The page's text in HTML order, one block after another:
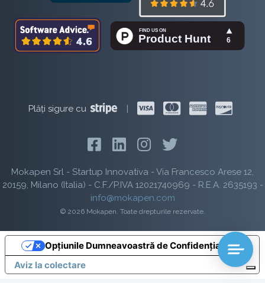
Plăți sigure cu
Mokapen Srl - Startup Innovativa - Via Francesco Arese 12,
20159, Milano (Italia) - C.F./P.IVA 12021740969 - R.E.A. 2635193 -
info@mokapen.com
© 2026 Mokapen. Toate drepturile rezervate.
Aviz la colectare
Opțiunile Dumneavoastră de Confidențialitate